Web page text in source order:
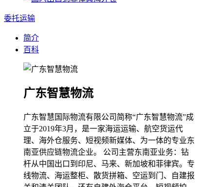
委托运输
简介
百科
广东智慧物流
广东智慧国际物流有限公司简称“广东智慧物流”成
立于2019年3月，是一家海运运输、航空货运代
理、海外仓服务、短视频新媒体、为一体的专业东
南亚供应链物流企业。 公司主营东南亚业务：钻
杆从中国出口到印尼、马来、新加坡和菲律宾。专
线物流、海运整柜、散货拼箱、空运到门、自建报